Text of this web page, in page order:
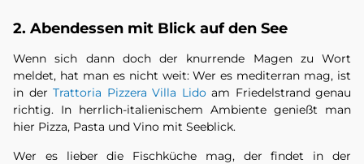
2. Abendessen mit Blick auf den See
Wenn sich dann doch der knurrende Magen zu Wort
meldet, hat man es nicht weit: Wer es mediterran mag, ist
in der Trattoria Pizzera Villa Lidoam Friedelstrand genau
richtig. In herrlich-italienischem Ambiente genießt man
hier Pizza, Pasta und Vino mit Seeblick.
Wer es lieber die Fischküche mag, der findet in der